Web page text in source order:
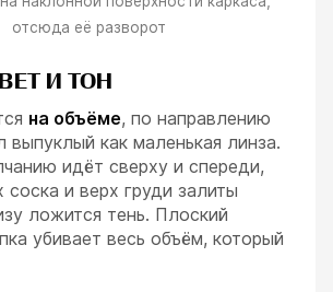
отсюда её разворот
И ТОН
на объёме, по направлению
как маленькая линза.
идёт сверху и спереди,
соска и верх груди залиты
ложится тень. Плоский
убивает весь объём, который